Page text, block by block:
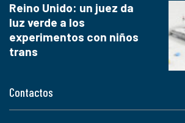
Contactos
Reino Unido: un juez da
luz verde a los
experimentos con niños
trans